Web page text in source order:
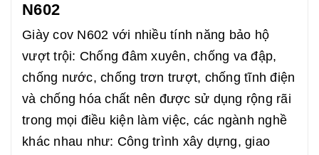
N602
Giày cov N602 với nhiều tính năng bảo hộ
vượt trội: Chống đâm xuyên, chống va đập,
chống nước, chống trơn trượt, chống tĩnh điện
và chống hóa chất nên được sử dụng rộng rãi
trong mọi điều kiện làm việc, các ngành nghề
khác nhau như: Công trình xây dựng, giao